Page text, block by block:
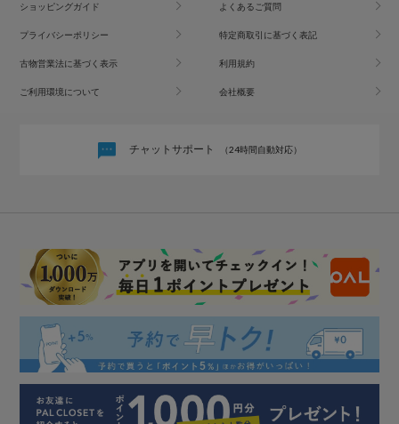
ショッピングガイド よくあるご質問
プライバシーポリシー 特定商取引に基づく表記
古物営業法に基づく表示 利用規約
ご利用環境について 会社概要
チャットサポート （24時間自動対応）